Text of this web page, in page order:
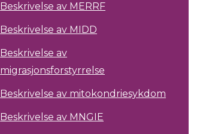
Beskrivelse av MERRF
Beskrivelse av MIDD
Beskrivelse av
migrasjonsforstyrrelse
Beskrivelse av mitokondriesykdom
Beskrivelse av MNGIE